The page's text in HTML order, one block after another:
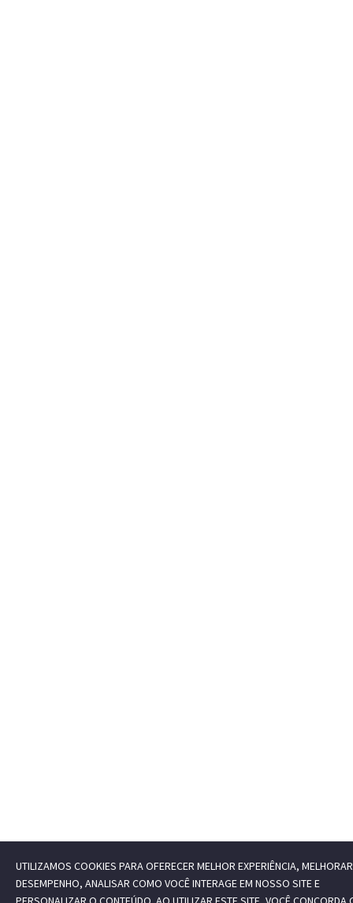
UTILIZAMOS COOKIES PARA OFERECER MELHOR EXPERIÊNCIA,
DESEMPENHO, ANALISAR COMO VOCÊ INTERAGE EM NOSSO SITE E